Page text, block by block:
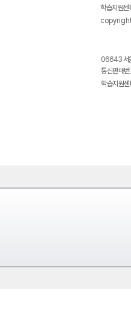
학습지원
06643 서
통신판매
학습지원